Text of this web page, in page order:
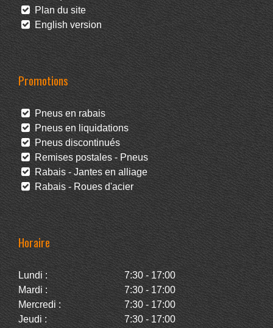
Plan du site
English version
Promotions
Pneus en rabais
Pneus en liquidations
Pneus discontinués
Remises postales - Pneus
Rabais - Jantes en alliage
Rabais - Roues d'acier
Horaire
Lundi :
7:30 - 17:00
Mardi :
7:30 - 17:00
Mercredi :
7:30 - 17:00
Jeudi :
7:30 - 17:00